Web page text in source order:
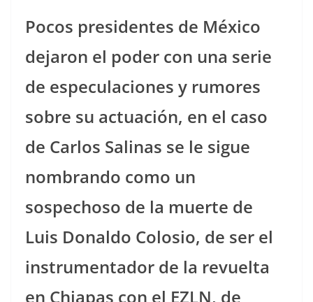
Pocos presidentes de México
dejaron el poder con una serie
de especulaciones y rumores
sobre su actuación, en el caso
de Carlos Salinas se le sigue
nombrando como un
sospechoso de la muerte de
Luis Donaldo Colosio, de ser el
instrumentador de la revuelta
en Chiapas con el EZLN, de